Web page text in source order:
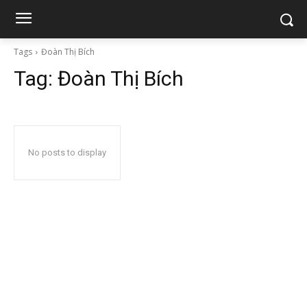
Tags Đoàn Thị Bích
Tag: Đoàn Thị Bích
No posts to display